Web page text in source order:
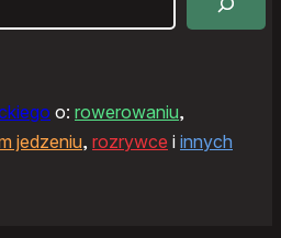
o: rowerowaniu,
jedzeniu, rozrywce i innych